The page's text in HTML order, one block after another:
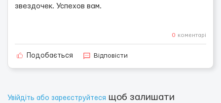
звездочек. Успехов вам.
0 коментарі
Подобається Відповісти
Увійдіть або зареєструйтеся щоб залишати